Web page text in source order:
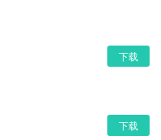
下载
下载